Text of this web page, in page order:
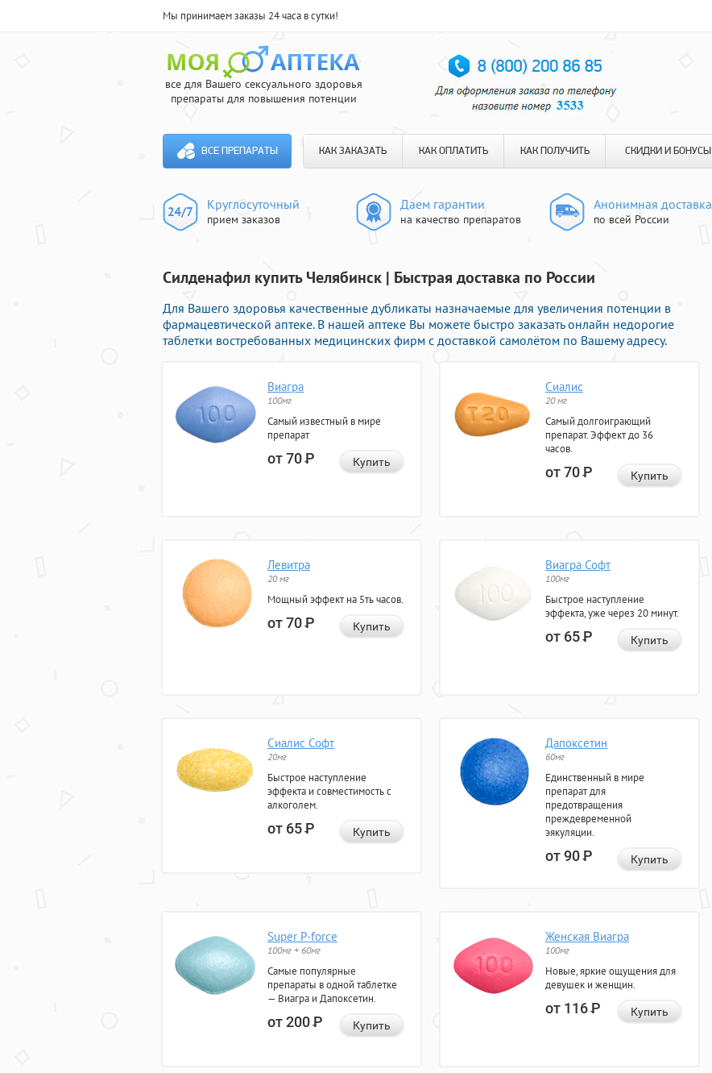
Мы принимаем заказы 24 часа в сутки!
все для Вашего сексуального здоровья
препараты для повышения потенции
ВСЕ ПРЕПАРАТЫ КАК ЗАКАЗАТЬ КАК ОПЛАТИТЬ КАК ПОЛУЧИТЬ СКИДКИ И БОНУСЫ
Круглосуточный
прием заказов
Даем гарантии
на качество препаратов
Анонимная доставка
по всей России
Силденафил купить Челябинск | Быстрая доставка по России
Для Вашего здоровья качественные дубликаты назначаемые для увеличения потенции в
фармацевтической аптеке. В нашей аптеке Вы можете быстро заказать онлайн недорогие
таблетки востребованных медицинских фирм с доставкой самолётом по Вашему адресу.
Виагра
100мг
Самый известный в мире
препарат
от 70Р Купить
Сиалис
20 мг
Самый долгоиграющий
препарат. Эффект до 36
часов.
от 70Р Купить
Левитра
20 мг
Мощный эффект на 5ть часов.
от 70Р Купить
Виагра Софт
100мг
Быстрое наступление
эффекта, уже через 20 минут.
от 65Р Купить
Сиалис Софт
20мг
Быстрое наступление
эффекта и совместимость с
алкоголем.
от 65Р Купить
Дапоксетин
60мг
Единственный в мире
препарат для
предотвращения
преждевременной
эякуляции.
от 90Р Купить
Super P-force
100мг + 60мг
Самые популярные
препараты в одной таблетке
— Виагра и Дапоксетин.
от 200Р Купить
Женская Виагра
100мг
Новые, яркие ощущения для
девушек и женщин.
от 116Р Купить